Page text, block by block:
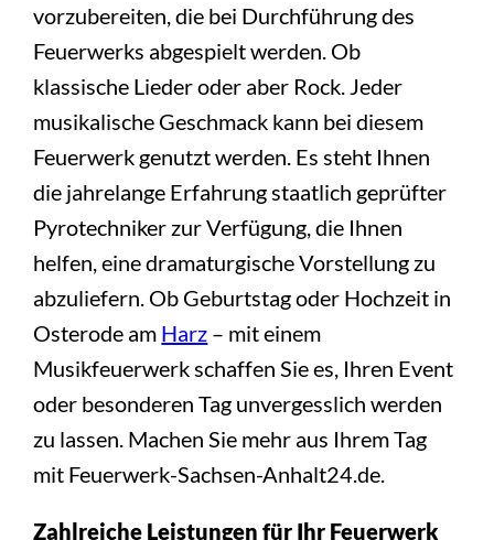
vorzubereiten, die bei Durchführung des
Feuerwerks abgespielt werden. Ob
klassische Lieder oder aber Rock. Jeder
musikalische Geschmack kann bei diesem
Feuerwerk genutzt werden. Es steht Ihnen
die jahrelange Erfahrung staatlich geprüfter
Pyrotechniker zur Verfügung, die Ihnen
helfen, eine dramaturgische Vorstellung zu
abzuliefern. Ob Geburtstag oder Hochzeit in
Osterode am Harz – mit einem
Musikfeuerwerk schaffen Sie es, Ihren Event
oder besonderen Tag unvergesslich werden
zu lassen. Machen Sie mehr aus Ihrem Tag
mit Feuerwerk-Sachsen-Anhalt24.de.
Zahlreiche Leistungen für Ihr Feuerwerk